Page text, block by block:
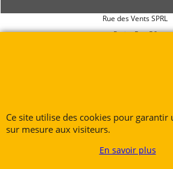
Rue des Vents SPRL
Petite Rue 56
Boutique en ligne créés
Ce site utilise des cookies pour garantir
sur mesure aux visiteurs.
En savoir plus